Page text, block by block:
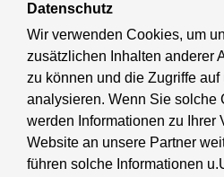
Kultur & Ausgehen
Tourismus
Wirtschaft
Stadtleben
Datenschutz
Wir verwenden Cookies, um
zusätzlichen Inhalten anderer
zu können und die Zugriffe
analysieren. Wenn Sie solche
werden Informationen zu Ihrer
Website an unsere Partner
führen solche Informationen